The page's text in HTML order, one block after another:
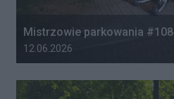
Mistrzowie parkowania #108
Data dodania galerii:
12.06.2026